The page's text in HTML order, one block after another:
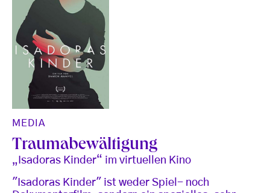
MEDIA
Traumabewältigung
„Isadoras Kinder“ im virtuellen Kino
"Isadoras Kinder" ist weder Spiel- noch